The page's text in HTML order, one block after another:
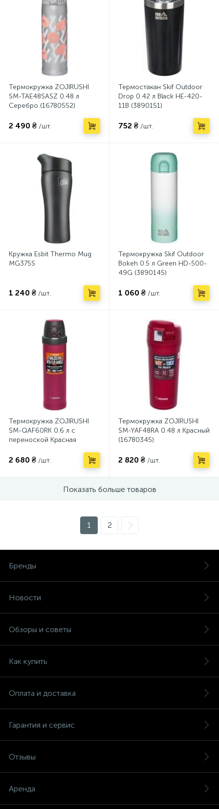
Термокружка ZOJIRUSHI
SM-TAE48SASZ 0.48 л
Серебро (16780552)
2 490 ₴ /шт.
Термостакан Skif Outdoor
Drop 0.42 л Black HE-420-
11B (3890151)
752 ₴ /шт.
Кружка Esbit Thermo Mug
MG375S
1 240 ₴ /шт.
Термокружка Skif Outdoor
Bokeh 0.5 л Green HD-500-
49G (3890145)
1 060 ₴ /шт.
Термокружка ZOJIRUSHI
SM-QAF60RK 0.6 л с
переноской Красная
2 680 ₴ /шт.
Термокружка ZOJIRUSHI
SM-YAF48RA 0.48 л Красный
(16780345)
2 820 ₴ /шт.
Показать больше товаров
1 2
Бренды
Новости
Обзоры и советы
Как купить
Оплата и доставка
Гарантия и сервис
Отзывы
Аренда